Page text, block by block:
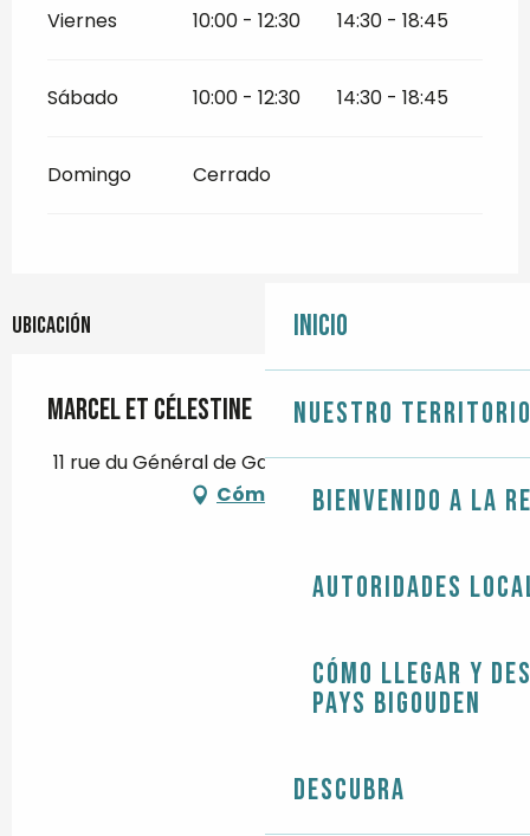
Inicio
Nuestro
Bienvenido a la
Autoridades
Cómo llegar y
Pays Bigouden
Descubra
Viernes 10:00 - 12:30 14:30 - 18:45
Sábado 10:00 - 12:30 14:30 - 18:45
Domingo Cerrado
Ubicación
Marcel et Célestine
11 rue du Général de Gaulle, 29120 Pont-l'Abbé
Cómo llegar